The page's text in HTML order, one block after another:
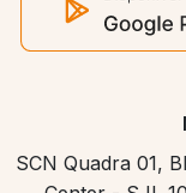
SCN Quadra 01,